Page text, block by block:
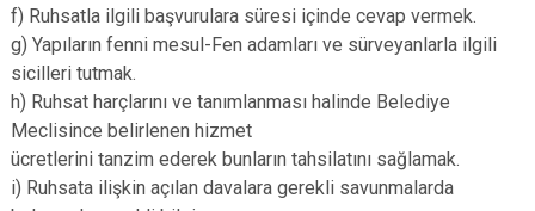
f) Ruhsatla ilgili başvurulara süresi içinde cevap vermek.
g) Yapıların fenni mesul-Fen adamları ve sürveyanlarla ilgili
sicilleri tutmak.
h) Ruhsat harçlarını ve tanımlanması halinde Belediye
Meclisince belirlenen hizmet
ücretlerini tanzim ederek bunların tahsilatını sağlamak.
i) Ruhsata ilişkin açılan davalara gerekli savunmalarda